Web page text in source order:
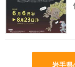
岩手県